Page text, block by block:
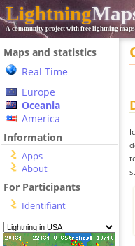
Lightning
A community project with free lightning maps
Maps and statistics
Real Time
Europe
Oceania
America
Information
Apps
About
For Participants
Identifiant